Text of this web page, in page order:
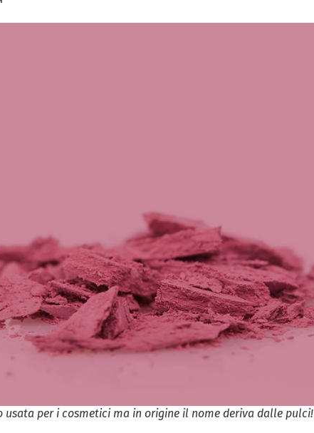
usata per i cosmetici ma in origine il nome deriva dalle pulci!